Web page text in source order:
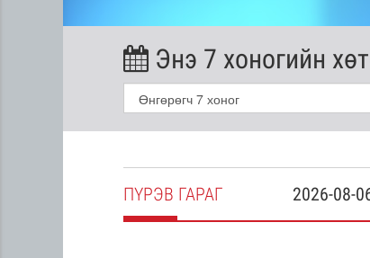
Энэ 7 хоногийн
2026-08-
ПҮРЭВ ГАРАГ